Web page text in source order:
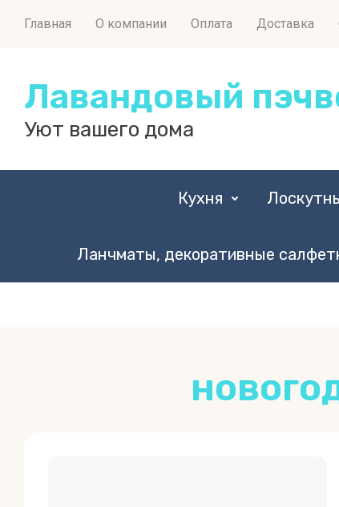
Главная О компании Оплата Доставка
Лавандовый
Уют вашего дома
Кухня
Ланчматы, декоративные